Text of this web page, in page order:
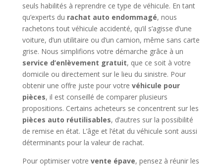
seuls habilités à reprendre ce type de véhicule. En tant
qu’experts du rachat auto endommagé, nous
rachetons tout véhicule accidenté, qu’il s’agisse d’une
voiture, d’un utilitaire ou d’un camion, même sans carte
grise. Nous simplifions votre démarche grâce à un
service d’enlèvement gratuit, que ce soit à votre
domicile ou directement sur le lieu du sinistre. Pour
obtenir une offre juste pour votre véhicule pour
pièces, il est conseillé de comparer plusieurs
propositions. Certains acheteurs se concentrent sur les
pièces auto réutilisables, d’autres sur la possibilité
de remise en état. L’âge et l’état du véhicule sont aussi
déterminants pour la valeur de rachat.
Pour optimiser votre vente épave, pensez à réunir les